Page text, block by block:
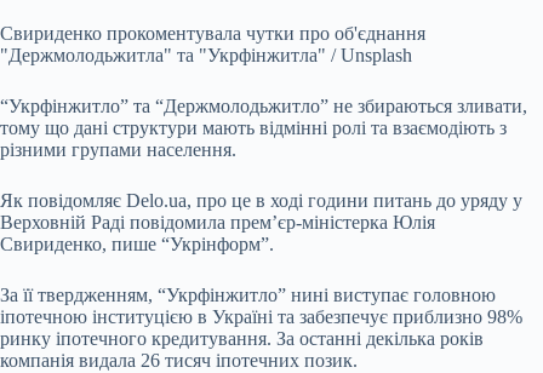
Свириденко прокоментувала чутки про об'єднання
"Держмолодьжитла" та "Укрфінжитла" / Unsplash
“Укрфінжитло” та “Держмолодьжитло” не збираються зливати,
тому що дані структури мають відмінні ролі та взаємодіють з
різними групами населення.
Як повідомляє Delo.ua, про це в ході години питань до уряду у
Верховній Раді повідомила прем’єр-міністерка Юлія
Свириденко, пише “Укрінформ”.
За її твердженням, “Укрфінжитло” нині виступає головною
іпотечною інституцією в Україні та забезпечує приблизно 98%
ринку іпотечного кредитування. За останні декілька років
компанія видала 26 тисяч іпотечних позик.